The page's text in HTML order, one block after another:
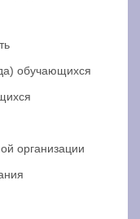
обучающихся
организации